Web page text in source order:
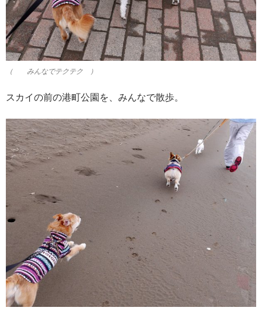
（ みんなでテクテク ）
スカイの前の港町公園を、みんなで散歩。